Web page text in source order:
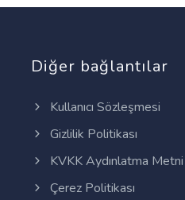
Diğer bağlantılar
Kullanıcı Sözleşmesi
Gizlilik Politikası
KVKK Aydınlatma Metni
Çerez Politikası